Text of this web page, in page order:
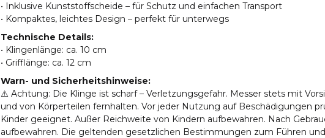
• Inklusive Kunststoffscheide – für Schutz und einfachen Transport
• Kompaktes, leichtes Design – perfekt für unterwegs
Technische Details:
• Klingenlänge: ca. 10 cm
• Grifflänge: ca. 12 cm
Warn- und Sicherheitshinweise:
⚠️ Achtung: Die Klinge ist scharf – Verletzungsgefahr. Messer stets mit
und von Körperteilen fernhalten. Vor jeder Nutzung auf Beschädigungen
Kinder geeignet. Außer Reichweite von Kindern aufbewahren. Nach
aufbewahren. Die geltenden gesetzlichen Bestimmungen zum Führen